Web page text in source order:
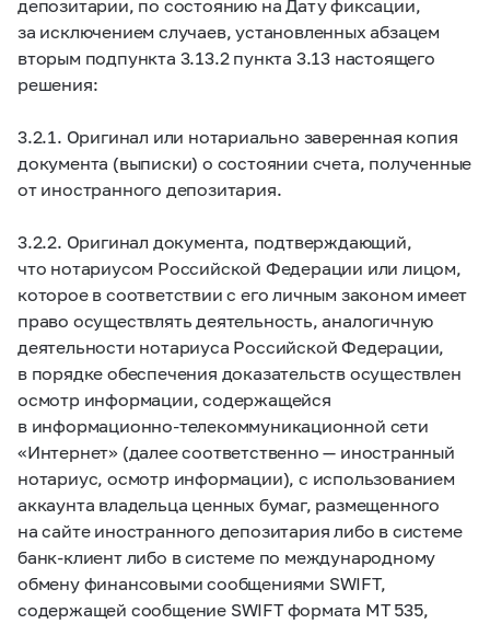
депозитарии, по состоянию на Дату фиксации,
за исключением случаев, установленных абзацем
вторым подпункта 3.13.2 пункта 3.13 настоящего
решения:
3.2.1. Оригинал или нотариально заверенная копия
документа (выписки) о состоянии счета, полученные
от иностранного депозитария.
3.2.2. Оригинал документа, подтверждающий,
что нотариусом Российской Федерации или лицом,
которое в соответствии с его личным законом имеет
право осуществлять деятельность, аналогичную
деятельности нотариуса Российской Федерации,
в порядке обеспечения доказательств осуществлен
осмотр информации, содержащейся
в информационно-телекоммуникационной сети
«Интернет» (далее соответственно — иностранный
нотариус, осмотр информации), с использованием
аккаунта владельца ценных бумаг, размещенного
на сайте иностранного депозитария либо в системе
банк-клиент либо в системе по международному
обмену финансовыми сообщениями SWIFT,
содержащей сообщение SWIFT формата MT 535,